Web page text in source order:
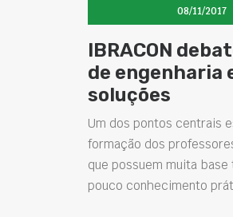
08/11/2017
IBRACON
de engenharia
soluções
Um dos pontos centrais
formação dos
que possuem muita
pouco conhecimento